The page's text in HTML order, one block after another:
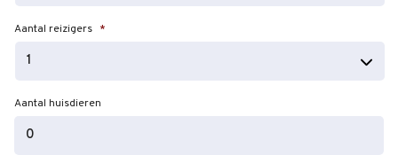
Aantal reizigers *
Aantal huisdieren